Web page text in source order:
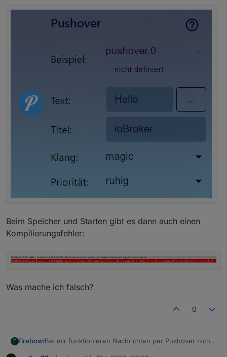
Beim Speicher und Starten gibt es dann auch einen
Kompilierungsfehler:
Was mache ich falsch?
0
F firebowlBei mir funktionieren Nachrichten per Pushover nicht.